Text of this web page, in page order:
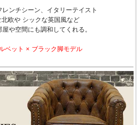
レンチシーン、イタリーテイスト
北欧や シックな英国風など
や空間にも調和してくれる。
ベット × ブラック脚モデル